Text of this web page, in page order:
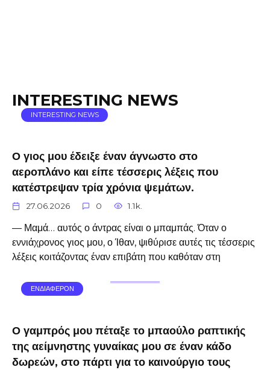
INTERESTING NEWS
INTERESTING NEWS
Ο γιος μου έδειξε έναν άγνωστο στο
αεροπλάνο και είπε τέσσερις λέξεις που
κατέστρεψαν τρία χρόνια ψεμάτων.
27.06.2026 0 1.1k.
— Μαμά… αυτός ο άντρας είναι ο μπαμπάς. Όταν ο
εννιάχρονος γιος μου, ο Ίθαν, ψιθύρισε αυτές τις τέσσερις
λέξεις κοιτάζοντας έναν επιβάτη που καθόταν στη
ΕΝΔΙΑΦΕΡΟΝ
Ο γαμπρός μου πέταξε το μπαούλο ραπτικής
της αείμνηστης γυναίκας μου σε έναν κάδο
δωρεών, στο πάρτι για το καινούργιο τους